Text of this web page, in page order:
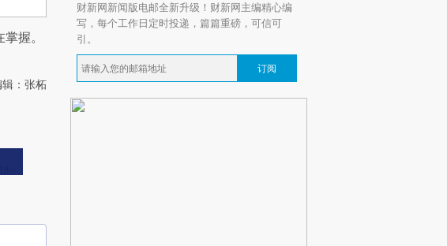
握。
：张柘
财新网新闻版电邮全新升级！财新网主编精心编
写，每个工作日定时投递，篇篇重磅，可信可
引。
订阅